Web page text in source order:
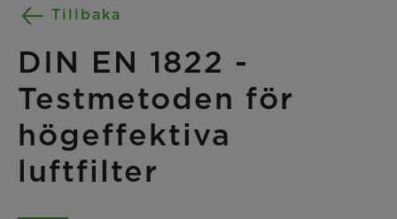
Tillbaka
DIN EN 1822 -
Testmetoden för
högeffektiva
luftfilter